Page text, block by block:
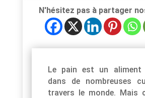
N'hésitez pas à partager
Le pain est un aliment
dans de nombreuses
travers le monde. Mais